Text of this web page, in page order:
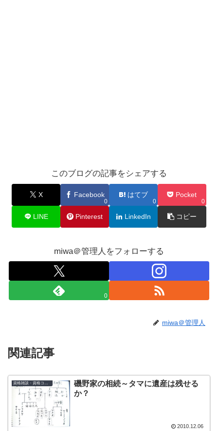
このブログの記事をシェアする
X Facebook
0
はてブ
0
Pocket
0
LINE Pinterest LinkedIn コピー
miwa＠管理人をフォローする
0
miwa＠管理人
関連記事
資格雑談・資格コラム
磯野家の相続～タマに遺産は残せる
か？
2010.12.06